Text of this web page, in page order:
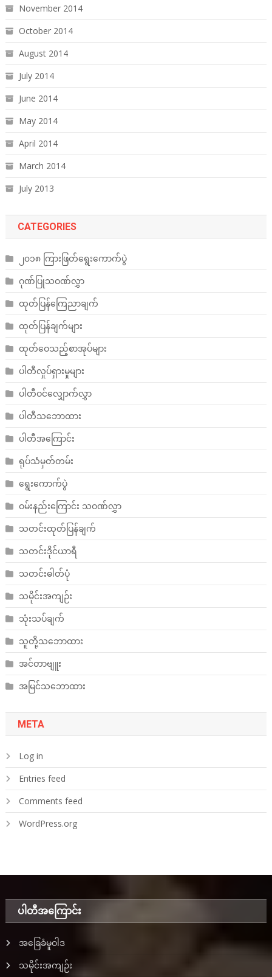
November 2014
October 2014
August 2014
July 2014
June 2014
May 2014
April 2014
March 2014
July 2013
CATEGORIES
၂၀၁၈ ကြားဖြတ်ရွေးကောက်ပွဲ
ဂုဏ်ပြုသဝဏ်လွှာ
ထုတ်ပြန်ကြေညာချက်
ထုတ်ပြန်ချက်များ
ထုတ်ဝေသည့်စာအုပ်များ
ပါတီလှုပ်ရှားမှုများ
ပါတီဝင်လျှောက်လွှာ
ပါတီသဘောထား
ပါတီအကြောင်း
ရုပ်သံမှတ်တမ်း
ရွေးကောက်ပွဲ
ဝမ်းနည်းကြောင်း သဝဏ်လွှာ
သတင်းထုတ်ပြန်ချက်
သတင်းဒိုင်ယာရီ
သတင်းဓါတ်ပုံ
သမိုင်းအကျဉ်း
သုံးသပ်ချက်
သူတို့သဘောထား
အင်တာဗျူး
အမြင်သဘောထား
META
Log in
Entries feed
Comments feed
WordPress.org
ပါတီအ‌ကြောင်း
အခြေခံမူဝါဒ
သမိုင်းအကျဉ်း